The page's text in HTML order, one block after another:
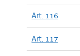
Art. 116
Art. 117